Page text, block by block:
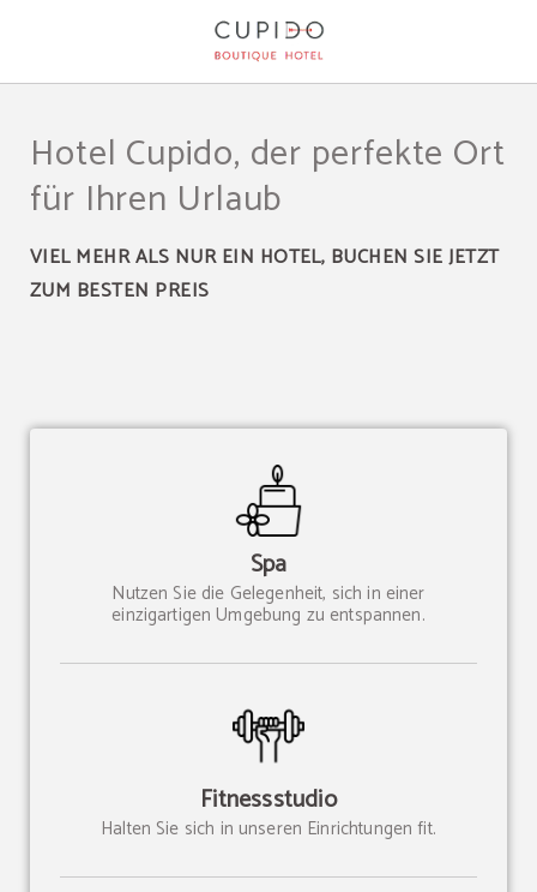
Hotel Cupido, der perfekte Ort
für Ihren Urlaub
VIEL MEHR ALS NUR EIN HOTEL, BUCHEN SIE JETZT
ZUM BESTEN PREIS
Spa
Nutzen Sie die Gelegenheit, sich in einer
einzigartigen Umgebung zu entspannen.
Fitnessstudio
Halten Sie sich in unseren Einrichtungen fit.